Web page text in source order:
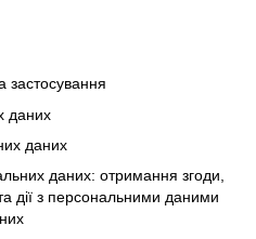
застосування
даних
даних
даних: отримання згоди,
дії з персональними даними